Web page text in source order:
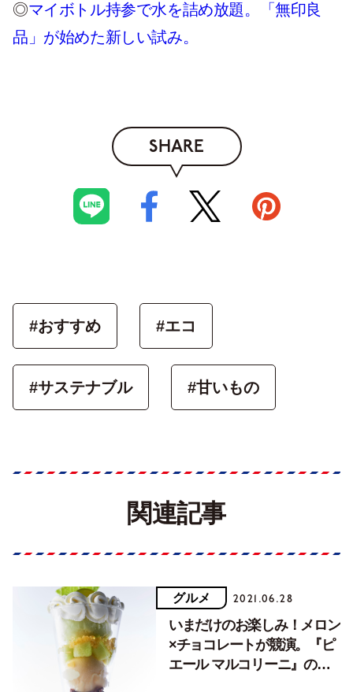
◎マイボトル持参で水を詰め放題。「無印良
品」が始めた新しい試み。
SHARE
#おすすめ #エコ
#サステナブル #甘いもの
関連記事
グルメ 2021.06.28
いまだけのお楽しみ！メロン
×チョコレートが競演。『ピ
エール マルコリーニ』のメ